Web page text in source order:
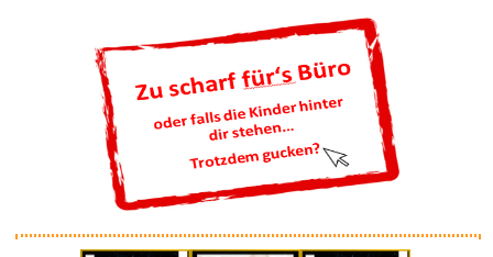
WISO Steuer 2026 (für Ste...
Anzeige